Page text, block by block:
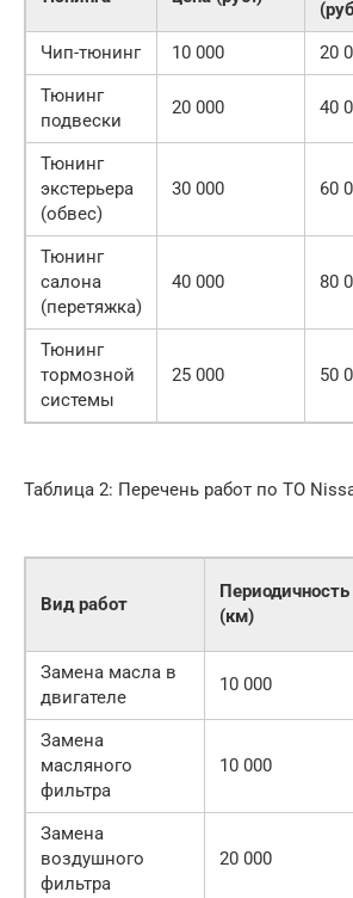
Чип-тюнинг 10 000 20
Тюнинг
подвески
20 000 40
Тюнинг
экстерьера
(обвес)
30 000 60
Тюнинг
салона
(перетяжка)
40 000 80
Тюнинг
тормозной
системы
25 000 50
Таблица 2: Перечень работ по ТО
Вид работ
Периодичность
(км)
Замена масла в
двигателе
10 000
Замена
масляного
фильтра
10 000
Замена
воздушного
фильтра
20 000